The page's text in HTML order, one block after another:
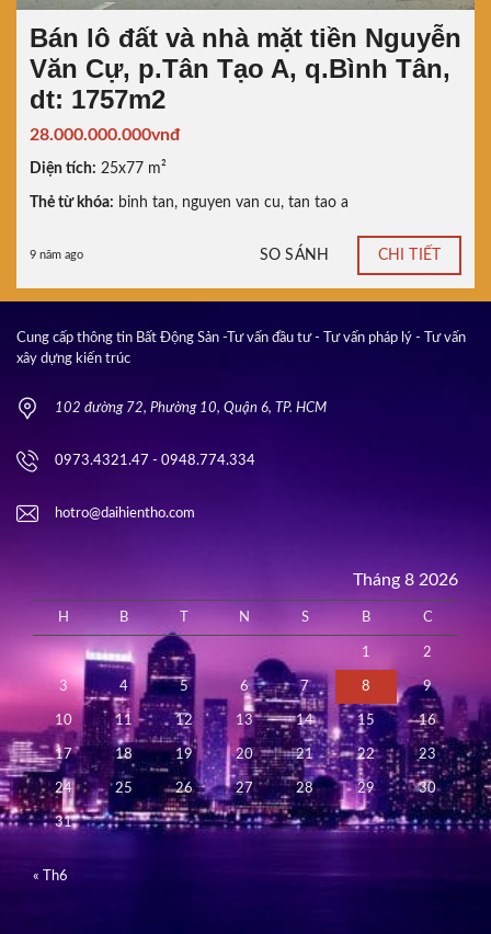
Bán lô đất và nhà mặt tiền Nguyễn
Văn Cự, p.Tân Tạo A, q.Bình Tân,
dt: 1757m2
28.000.000.000vnđ
Diện tích: 25x77 m²
Thẻ từ khóa: binh tan, nguyen van cu, tan tao a
9 năm ago SO SÁNH CHI TIẾT
Cung cấp thông tin Bất Động Sản -Tư vấn đầu tư - Tư vấn pháp lý - Tư vấn
xây dựng kiến trúc
102 đường 72, Phường 10, Quận 6, TP. HCM
0973.4321.47 - 0948.774.334
hotro@daihientho.com
Tháng 8 2026
H B N S B C
1 2
3 4 5 6 7 8 9
10 11 12 13 14 15 16
17 18 19 20 21 22 23
24 25 26 27 28 29 30
31
« Th6